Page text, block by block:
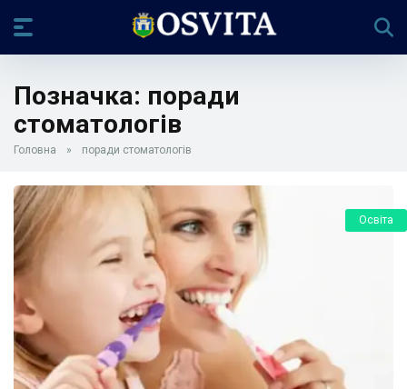
Позначка: поради
стоматологів
Головна » поради стоматологів
Освіта